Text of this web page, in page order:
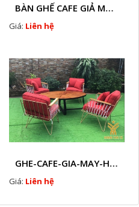
BÀN GHẾ CAFE GIẢ MÂY HTT - L128
Giá: Liên hệ
GHE-CAFE-GIA-MAY-HTT - L110
Giá: Liên hệ